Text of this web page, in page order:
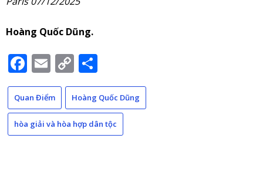
Hoàng Quốc Dũng.
Facebook
Email
Copy
Link
Quan Điểm Hoàng Quốc Dũng
hòa giải và hòa hợp dân tộc